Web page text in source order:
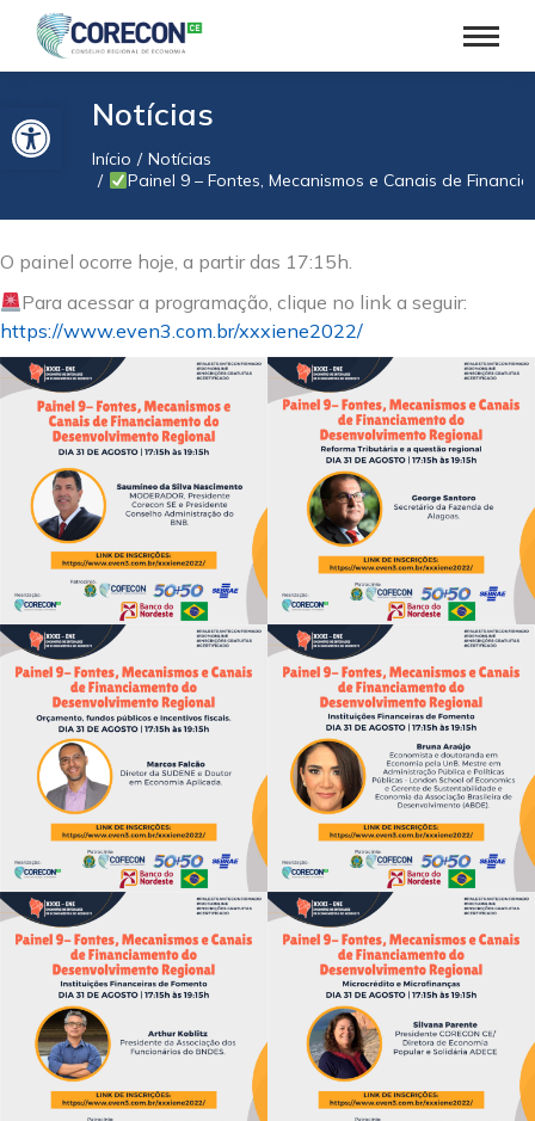
Barra de Ferramentas AbertaNotícias
Você está aqui:
Início
Notícias
Painel 9 – Fontes, Mecanismos e Canais de
O painel ocorre hoje, a partir das 17:15h.
Para acessar a programação, clique no link a seguir:
https://www.even3.com.br/xxxiene2022/